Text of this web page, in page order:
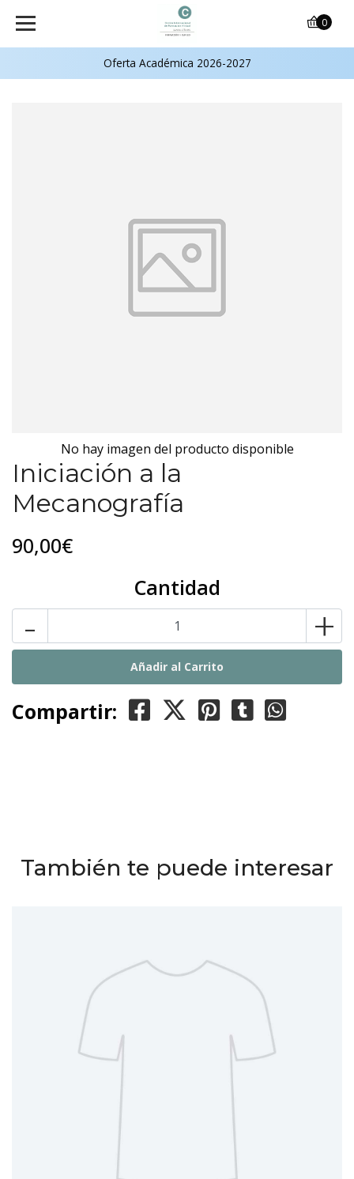
Oferta Académica 2026-2027
0
No hay imagen del producto disponible
Iniciación a la
Mecanografía
90,00€
Cantidad
- +
Compartir:
También te puede interesar